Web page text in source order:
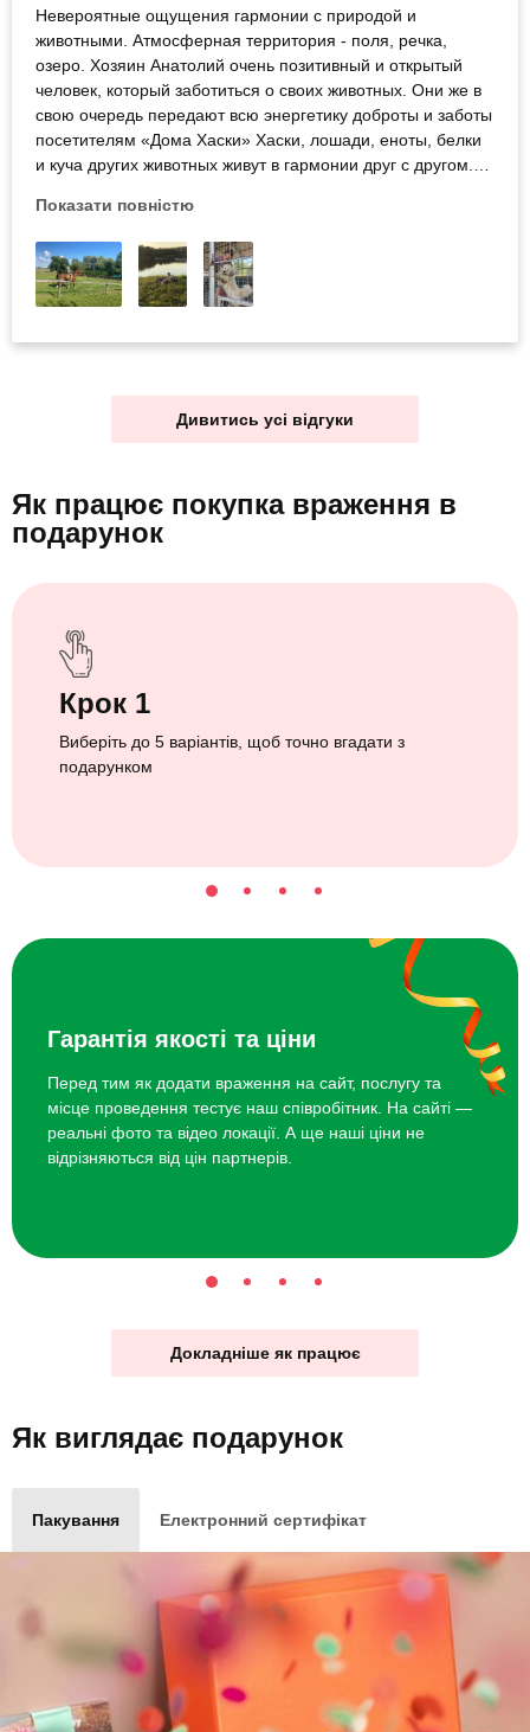
Невероятные ощущения гармонии с природой и
животными. Атмосферная территория - поля, речка,
озеро. Хозяин Анатолий очень позитивный и открытый
человек, который заботиться о своих животных. Они же в
свою очередь передают всю энергетику доброты и заботы
посетителям «Дома Хаски» Хаски, лошади, еноты, белки
и куча других животных живут в гармонии друг с другом.
Анатолий спас и пытается адаптировать к жизни в
питомнике, так как сама она в дикой природе уже не
выживет. Словом, невероятная буря позитива падает на
вас по приезду в «Дом хаски». Спасибо хозяевам за эти
Показати повністю
Дивитись усі відгуки
Як працює покупка враження в
подарунок
Крок 1
Виберіть до 5 варіантів, щоб точно вгадати з
подарунком
Гарантія якості та ціни
Перед тим як додати враження на сайт, послугу та
місце проведення тестує наш співробітник. На сайті —
реальні фото та відео локації. А ще наші ціни не
відрізняються від цін партнерів.
Докладніше як працює
Як виглядає подарунок
Пакування Електронний сертифікат